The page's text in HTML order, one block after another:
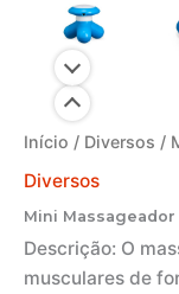
Início / Diversos /
Diversos
Mini Massageador
Descrição: O
musculares de